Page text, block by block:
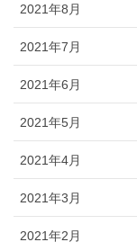
2021年8月
2021年7月
2021年6月
2021年5月
2021年4月
2021年3月
2021年2月